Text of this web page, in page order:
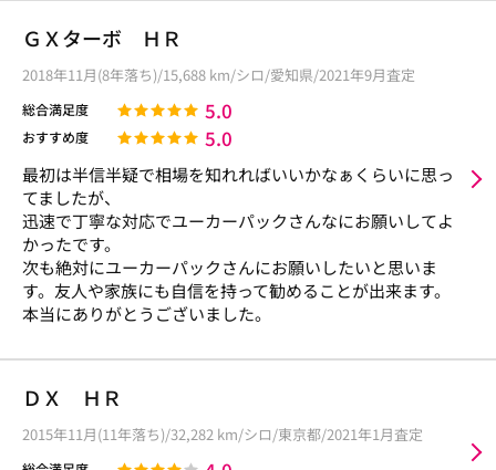
ＧＸターボ ＨＲ
2018年11月(8年落ち)/15,688 km/シロ/愛知県/2021年9月査定
総合満足度 5.0
おすすめ度 5.0
最初は半信半疑で相場を知れればいいかなぁくらいに思っ
てましたが、
迅速で丁寧な対応でユーカーパックさんなにお願いしてよ
かったです。
次も絶対にユーカーパックさんにお願いしたいと思いま
す。友人や家族にも自信を持って勧めることが出来ます。
本当にありがとうございました。
ＤＸ ＨＲ
2015年11月(11年落ち)/32,282 km/シロ/東京都/2021年1月査定